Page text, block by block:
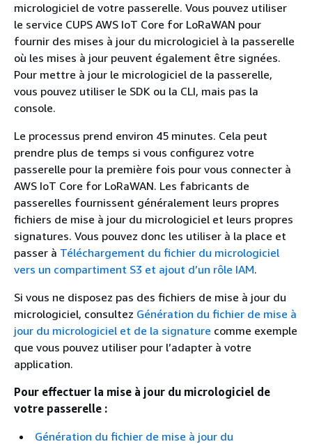
micrologiciel de votre passerelle. Vous pouvez utiliser
le service CUPS AWS IoT Core for LoRaWAN pour
fournir des mises à jour du micrologiciel à la passerelle
où les mises à jour peuvent également être signées.
Pour mettre à jour le micrologiciel de la passerelle,
vous pouvez utiliser le SDK ou la CLI, mais pas la
console.
Le processus prend environ 45 minutes. Cela peut
prendre plus de temps si vous configurez votre
passerelle pour la première fois pour vous connecter à
AWS IoT Core for LoRaWAN. Les fabricants de
passerelles fournissent généralement leurs propres
fichiers de mise à jour du micrologiciel et leurs propres
signatures. Vous pouvez donc les utiliser à la place et
passer à Téléchargement du fichier du micrologiciel
vers un compartiment S3 et ajout d’un rôle IAM.
Si vous ne disposez pas des fichiers de mise à jour du
micrologiciel, consultez Génération du fichier de mise à
jour du micrologiciel et de la signature comme exemple
que vous pouvez utiliser pour l’adapter à votre
application.
Pour effectuer la mise à jour du micrologiciel de
votre passerelle :
Génération du fichier de mise à jour du